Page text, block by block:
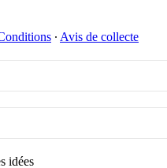
∙ Avis de collecte
idées